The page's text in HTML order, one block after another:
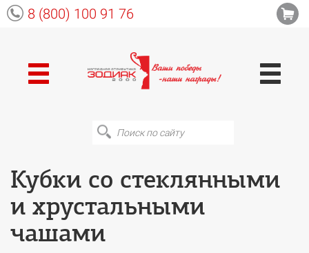
8 (800) 100 91 76
Кубки со стеклянными
и хрустальными
чашами